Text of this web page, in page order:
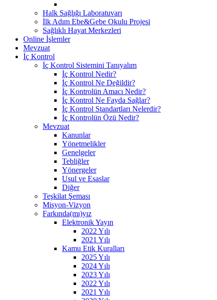
Halk Sağlığı Laboratuvarı
İlk Adım Ebe&Gebe Okulu Projesi
Sağlıklı Hayat Merkezleri
Online İşlemler
Mevzuat
İç Kontrol
İç Kontrol Sistemini Tanıyalım
İç Kontrol Nedir?
İç Kontrol Ne Değildir?
İç Kontrolün Amacı Nedir?
İç Kontrol Ne Fayda Sağlar?
İç Kontrol Standartları Nelerdir?
İç Kontrolün Özü Nedir?
Mevzuat
Kanunlar
Yönetmelikler
Genelgeler
Tebliğler
Yönergeler
Usul ve Esaslar
Diğer
Teşkilat Şeması
Misyon-Vizyon
Farkında(mı)yız
Elektronik Yayın
2022 Yılı
2021 Yılı
Kamu Etik Kuralları
2025 Yılı
2024 Yılı
2023 Yılı
2022 Yılı
2021 Yılı